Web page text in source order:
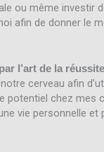
ou même investir
afin de donner le
l’art de la réussite
cerveau afin
potentiel chez mes
vie personnelle et